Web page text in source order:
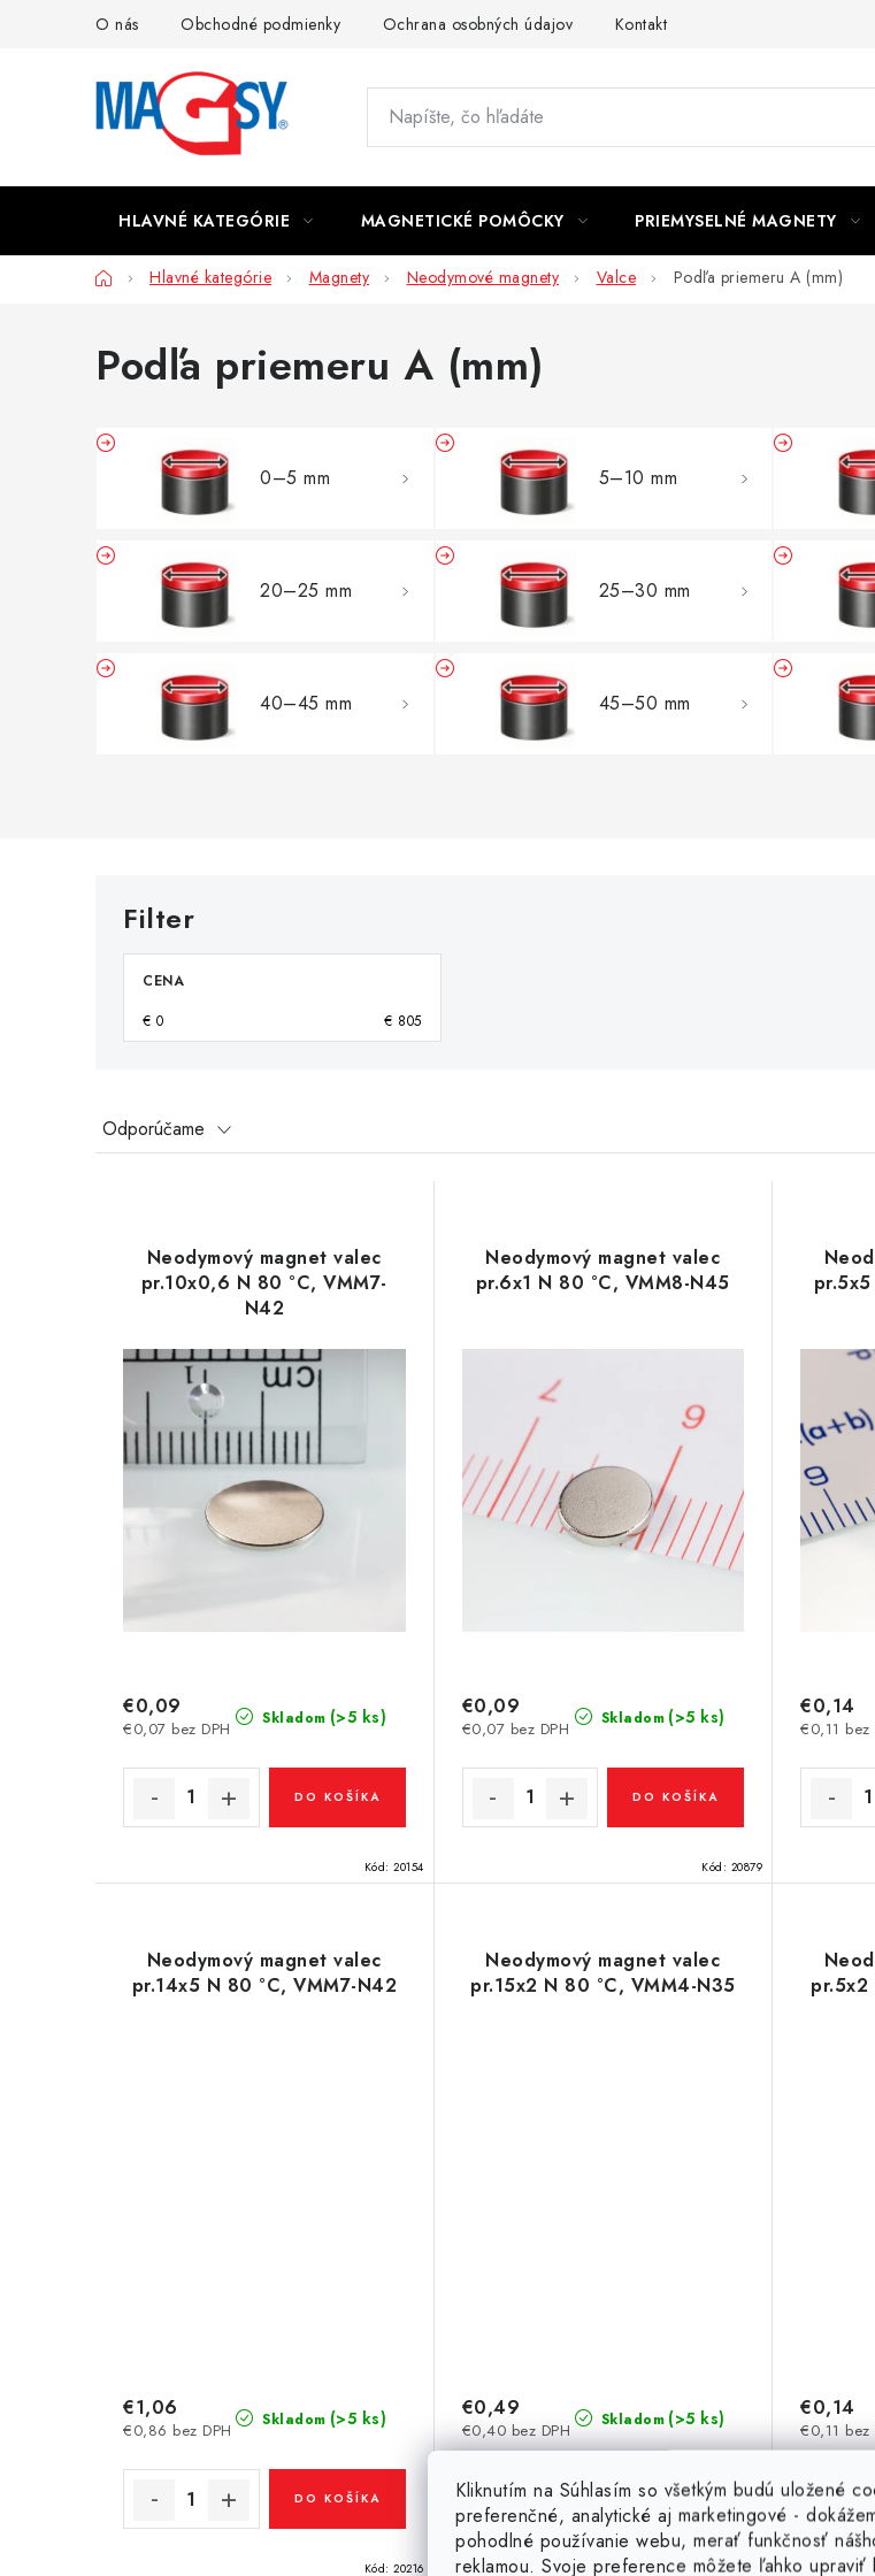
Kliknutím na Súhlasím so všetkým budú uložené
preferenčné, analytické aj marketingové -
pohodlné používanie webu, merať funkčnosť
reklamou. Svoje preference môžete ľahko upraviť
O nás Obchodné podmienky Ochrana osobných údajov Kontakt
HLAVNÉ KATEGÓRIE MAGNETICKÉ POMÔCKY PRIEMYSELNÉ MAGNETY
DomovHlavné kategórie Magnety Neodymové magnety Valce Podľa priemeru A (mm)
Podľa priemeru A (mm)
0–5 mm 5–10 mm
20–25 mm 25–30 mm
40–45 mm 45–50 mm
CENA
€ 0 € 805
R
Odporúčame
Neodymový magnet valec
pr.10x0,6 N 80 °C, VMM7-
N42
Skladom (>5 ks)
€0,07 bez DPH
€0,09
DO KOŠÍKA
Kód: 20154
Neodymový magnet valec
pr.6x1 N 80 °C, VMM8-N45
Skladom (>5 ks)
€0,07 bez DPH
€0,09
DO KOŠÍKA
Kód: 20879
€0,11 bez
€0,14
Neodymový magnet valec
pr.14x5 N 80 °C, VMM7-N42
Skladom (>5 ks)
€0,86 bez DPH
€1,06
DO KOŠÍKA
Kód: 20216
Neodymový magnet valec
pr.15x2 N 80 °C, VMM4-N35
Skladom (>5 ks)
€0,40 bez DPH
€0,49
DO KOŠÍKA
Kód:20442
pr.5x2
€0,11 bez
€0,14